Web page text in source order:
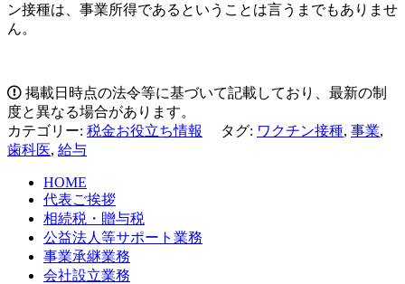
ン接種は、事業所得であるということは言うまでもありませ
ん。
掲載日時点の法令等に基づいて記載しており、最新の制
度と異なる場合があります。
カテゴリー: 税金お役立ち情報 タグ: ワクチン接種, 事業,
歯科医, 給与
HOME
代表ご挨拶
相続税・贈与税
公益法人等サポート業務
事業承継業務
会社設立業務